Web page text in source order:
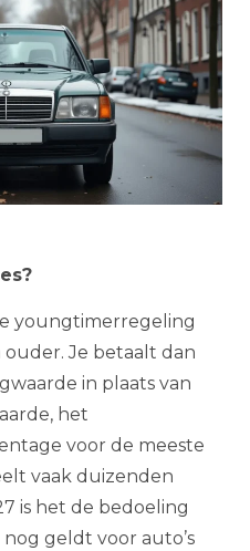
youngtimerregeling
ouder. Je betaalt dan
in plaats van
het
voor de meeste
vaak duizenden
is het de bedoeling
geldt voor auto’s